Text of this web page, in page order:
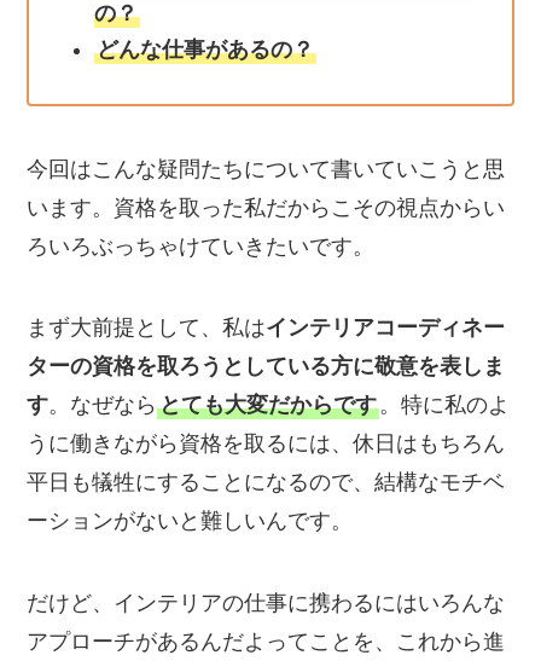
の？
どんな仕事があるの？
今回はこんな疑問たちについて書いていこうと思
います。資格を取った私だからこその視点からい
ろいろぶっちゃけていきたいです。
まず大前提として、私はインテリアコーディネー
ターの資格を取ろうとしている方に敬意を表しま
す。なぜならとても大変だからです。特に私のよ
うに働きながら資格を取るには、休日はもちろん
平日も犠牲にすることになるので、結構なモチベ
ーションがないと難しいんです。
だけど、インテリアの仕事に携わるにはいろんな
アプローチがあるんだよってことを、これから進